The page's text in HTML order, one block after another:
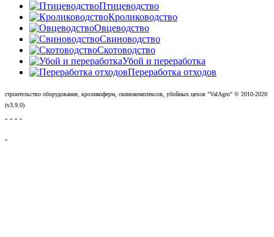
Птицеводство
Кролиководство
Овцеводство
Свиноводство
Скотоводство
Убой и переработка
Переработка отходов
строительство оборудование, кроликоферм, свинокомплексов, убойных цехов "ValAgro" © 2010-2020
(v3.9.0)